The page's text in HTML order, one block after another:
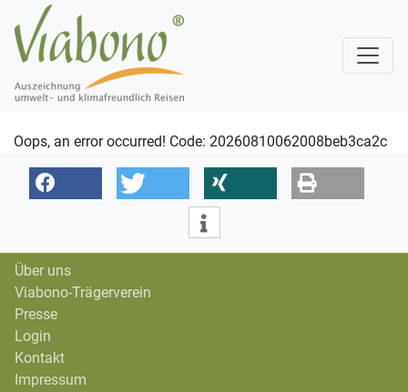
Oops, an error occurred! Code: 20260810062008beb3ca2c
Über uns
Viabono-Trägerverein
Presse
Login
Kontakt
Impressum